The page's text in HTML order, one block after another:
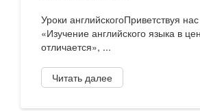
Уроки английскогоПриветствуя
«Изучение английского языка в
отличается», ...
Читать далее